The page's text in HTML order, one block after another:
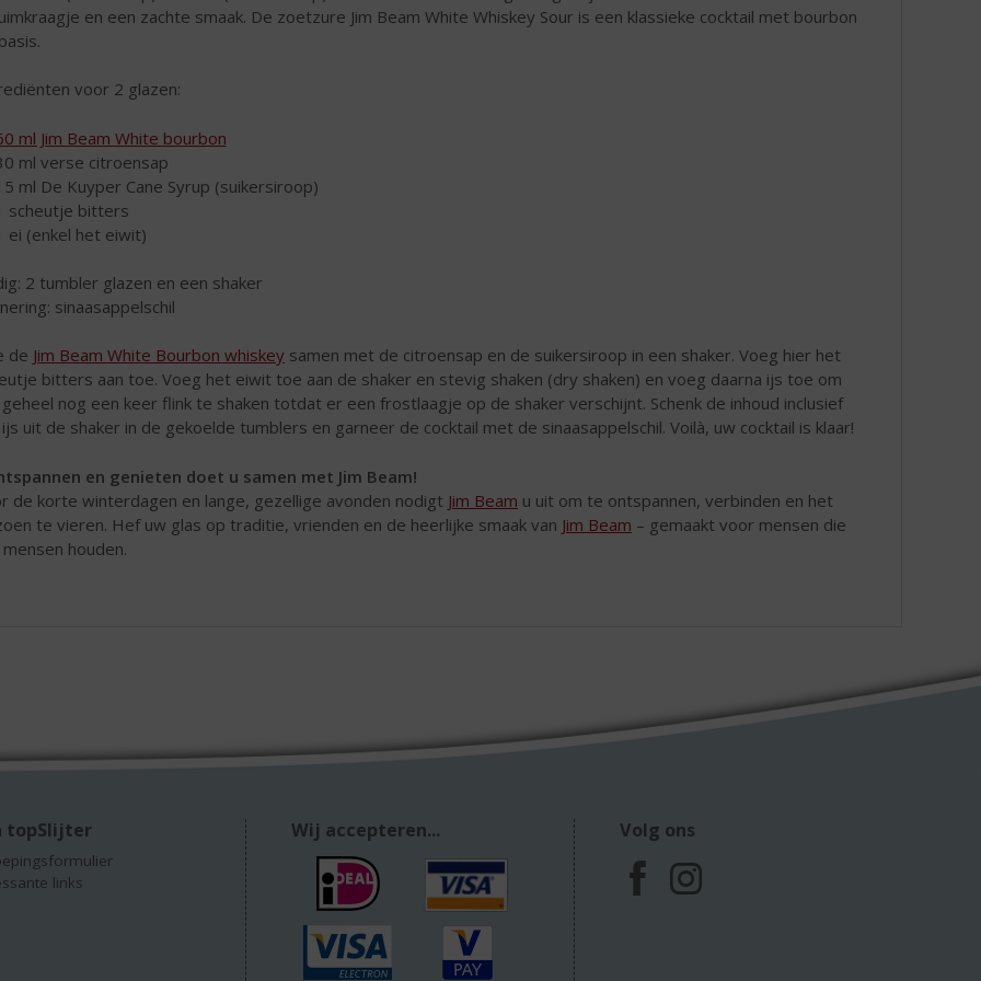
en een zachte smaak. De zoetzure Jim Beam White Whiskey Sour is een klassieke cocktail met bourbon
voor 2 glazen:
ml Jim Beam White bourbon
ml verse citroensap
ml De Kuyper Cane Syrup (suikersiroop)
scheutje bitters
ei (enkel het eiwit)
2 tumbler glazen en een shaker
sinaasappelschil
de Jim Beam White Bourbon whiskey samen met de citroensap en de suikersiroop in een shaker. Voeg hier het
bitters aan toe. Voeg het eiwit toe aan de shaker en stevig shaken (dry shaken) en voeg daarna ijs toe om
nog een keer flink te shaken totdat er een frostlaagje op de shaker verschijnt. Schenk de inhoud inclusief
uit de shaker in de gekoelde tumblers en garneer de cocktail met de sinaasappelschil. Voilà, uw cocktail is klaar!
en genieten doet u samen met Jim Beam!
de korte winterdagen en lange, gezellige avonden nodigt Jim Beam u uit om te ontspannen, verbinden en het
te vieren. Hef uw glas op traditie, vrienden en de heerlijke smaak van Jim Beam – gemaakt voor mensen die
houden.
topSlijter
links
Wij accepteren... Volg ons
F
I